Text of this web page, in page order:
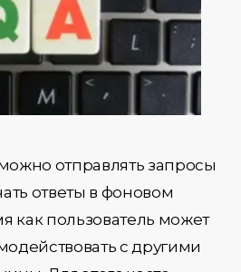
отправлять запросы
ответы в фоновом
как пользователь может
с другими